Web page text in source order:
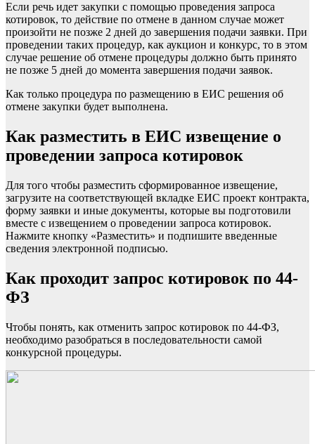
Если речь идет закупки с помощью проведения запроса
котировок, то действие по отмене в данном случае может
произойти не позже 2 дней до завершения подачи заявки. При
проведении таких процедур, как аукцион и конкурс, то в этом
случае решение об отмене процедуры должно быть принято
не позже 5 дней до момента завершения подачи заявок.
Как только процедура по размещению в ЕИС решения об
отмене закупки будет выполнена.
Как разместить в ЕИС извещение о
проведении запроса котировок
Для того чтобы разместить сформированное извещение,
загрузите на соответствующей вкладке ЕИС проект контракта,
форму заявки и иные документы, которые вы подготовили
вместе с извещением о проведении запроса котировок.
Нажмите кнопку «Разместить» и подпишите введенные
сведения электронной подписью.
Как проходит запрос котировок по 44-
ФЗ
Чтобы понять, как отменить запрос котировок по 44-ФЗ,
необходимо разобраться в последовательности самой
конкурсной процедуры.